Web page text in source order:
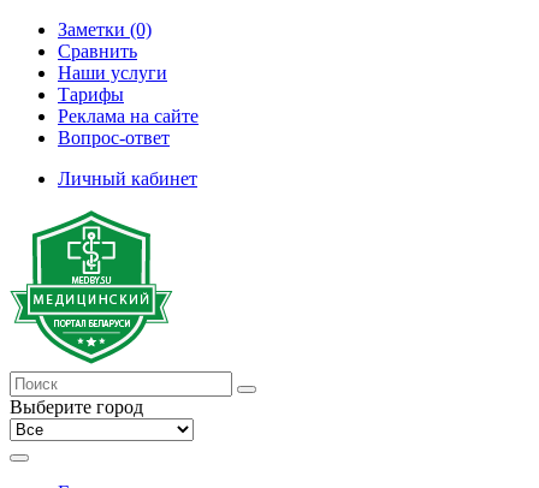
Заметки (0)
Сравнить
Наши услуги
Тарифы
Реклама на сайте
Вопрос-ответ
Личный кабинет
Выберите город